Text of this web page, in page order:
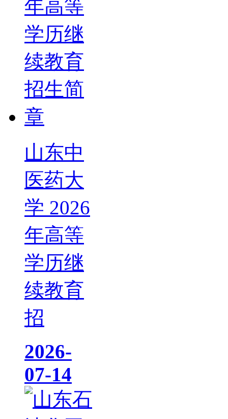
山东中
医药大
学 2026
年高等
学历继
续教育
招
2026-
07-14